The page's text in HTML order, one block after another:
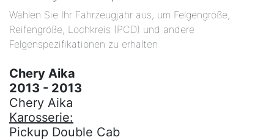
Wählen Sie Ihr Fahrzeugjahr aus, um Felgengröße,
Reifengröße, Lochkreis (PCD) und andere
Felgenspezifikationen zu erhalten
Chery Aika
2013 - 2013
Chery Aika
Karosserie:
Pickup Double Cab